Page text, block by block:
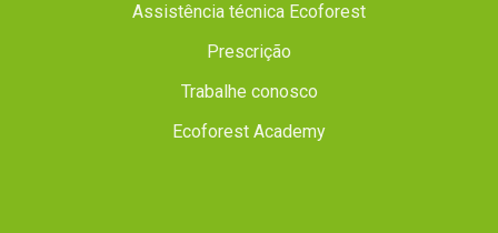
Assistência técnica Ecoforest
Prescrição
Trabalhe conosco
Ecoforest Academy